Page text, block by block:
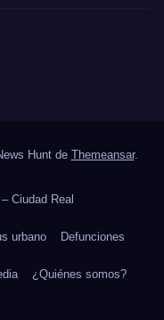
Hunt de Themeansar.
Ciudad Real
urbano Defunciones
¿Quiénes somos?